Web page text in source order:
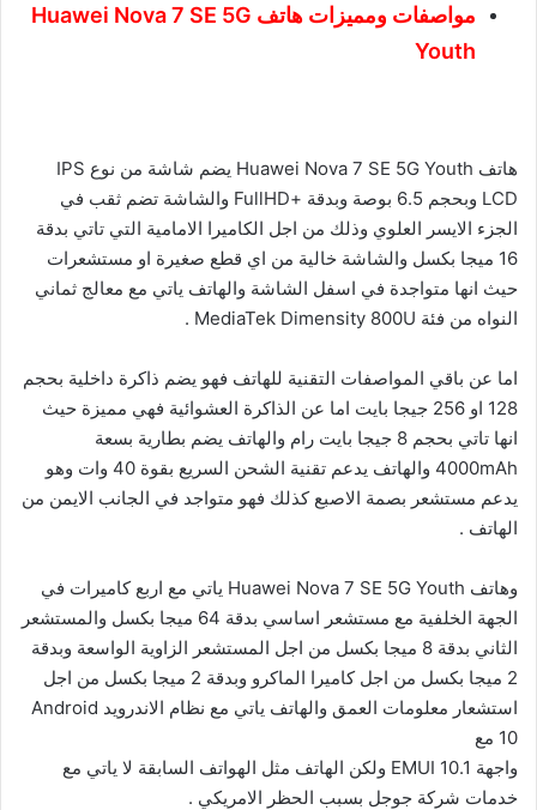
مواصفات ومميزات هاتف Huawei Nova 7 SE 5G
Youth
هاتف Huawei Nova 7 SE 5G Youth يضم شاشة من نوع IPS
LCD وبحجم 6.5 بوصة وبدقة +FullHD والشاشة تضم ثقب في
الجزء الايسر العلوي وذلك من اجل الكاميرا الامامية التي تاتي بدقة
16 ميجا بكسل والشاشة خالية من اي قطع صغيرة او مستشعرات
حيث انها متواجدة في اسفل الشاشة والهاتف ياتي مع معالج ثماني
النواه من فئة MediaTek Dimensity 800U .
اما عن باقي المواصفات التقنية للهاتف فهو يضم ذاكرة داخلية بحجم
128 او 256 جيجا بايت اما عن الذاكرة العشوائية فهي مميزة حيث
انها تاتي بحجم 8 جيجا بايت رام والهاتف يضم بطارية بسعة
4000mAh والهاتف يدعم تقنية الشحن السريع بقوة 40 وات وهو
يدعم مستشعر بصمة الاصبع كذلك فهو متواجد في الجانب الايمن من
الهاتف .
وهاتف Huawei Nova 7 SE 5G Youth ياتي مع اربع كاميرات في
الجهة الخلفية مع مستشعر اساسي بدقة 64 ميجا بكسل والمستشعر
الثاني بدقة 8 ميجا بكسل من اجل المستشعر الزاوية الواسعة وبدقة
2 ميجا بكسل من اجل كاميرا الماكرو وبدقة 2 ميجا بكسل من اجل
استشعار معلومات العمق والهاتف ياتي مع نظام الاندرويد Android
10 مع
واجهة EMUI 10.1 ولكن الهاتف مثل الهواتف السابقة لا ياتي مع
خدمات شركة جوجل بسبب الحظر الامريكي .